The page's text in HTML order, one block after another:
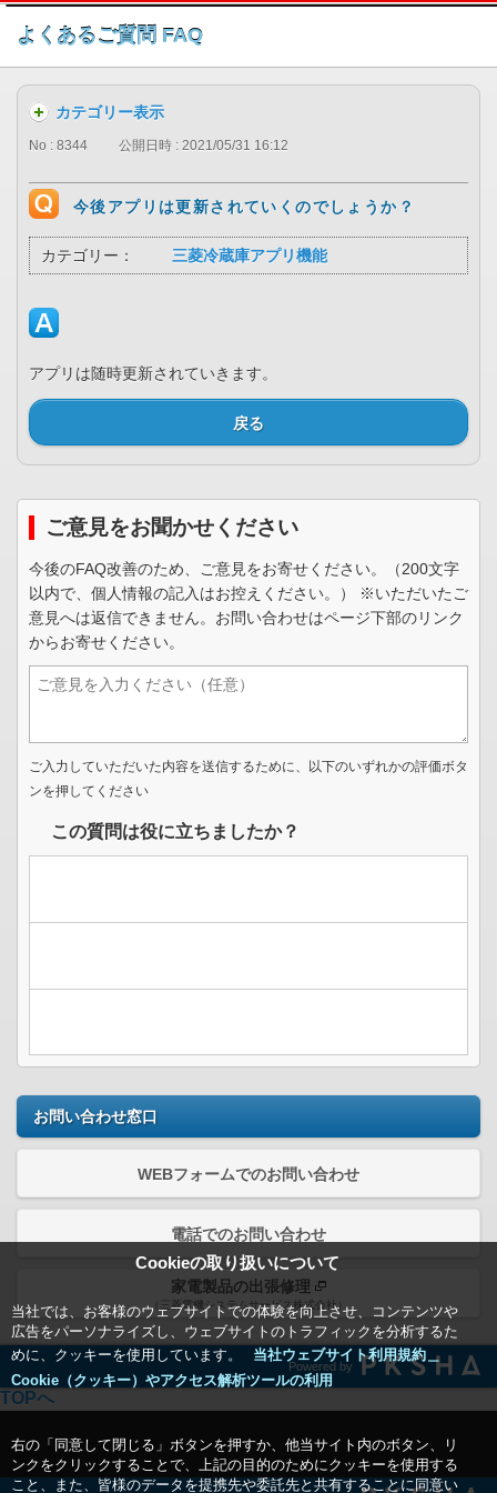
このページの本文へ
よくあるご質問 FAQ
Cookieの取り扱いについて
当社では、お客様のウェブサイトでの体験を向上させ、コンテンツや
広告をパーソナライズし、ウェブサイトのトラフィックを分析するた
めに、クッキーを使用しています。
当社ウェブサイト利用規約＿
Cookie（クッキー）やアクセス解析ツールの利用
右の「同意して閉じる」ボタンを押すか、他当サイト内のボタン、リ
ンクをクリックすることで、上記の目的のためにクッキーを使用する
こと、また、皆様のデータを提携先や委託先と共有することに同意い
カテゴリー表示
No : 8344 公開日時 : 2021/05/31 16:12
今後アプリは更新されていくのでしょうか？
カテゴリー： 三菱冷蔵庫アプリ機能
アプリは随時更新されていきます。
戻る
ご意見をお聞かせください
今後のFAQ改善のため、ご意見をお寄せください。（200文字
以内で、個人情報の記入はお控えください。） ※いただいたご
意見へは返信できません。お問い合わせはページ下部のリンク
からお寄せください。
ご入力していただいた内容を送信するために、以下のいずれかの評価ボタ
ンを押してください
この質問は役に立ちましたか？
お問い合わせ窓口
WEBフォームでのお問い合わせ
電話でのお問い合わせ
家電製品の出張修理
（三菱電機システムサービス株式会社）
Powered by
TOPへ